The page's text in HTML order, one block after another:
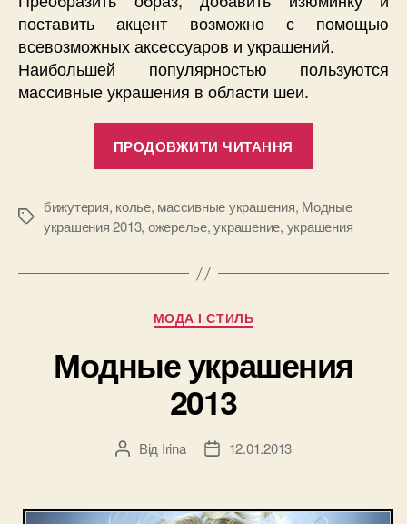
поставить акцент возможно с помощью
всевозможных аксессуаров и украшений.
Наибольшей популярностью пользуются
массивные украшения в области шеи.
ПРОДОВЖИТИ ЧИТАННЯ
Позначки
бижутерия, колье, массивные украшения, Модные
украшения 2013, ожерелье,украшение, украшения
Категорії
МОДА І СТИЛЬ
Модные украшения
2013
Автор
Від Irina
Дата12.01.2013